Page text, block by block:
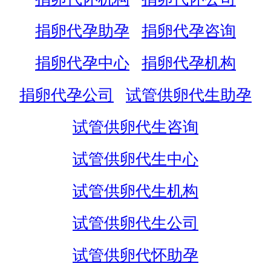
捐卵代孕助孕
捐卵代孕咨询
捐卵代孕中心
捐卵代孕机构
捐卵代孕公司
试管供卵代生助孕
试管供卵代生咨询
试管供卵代生中心
试管供卵代生机构
试管供卵代生公司
试管供卵代怀助孕